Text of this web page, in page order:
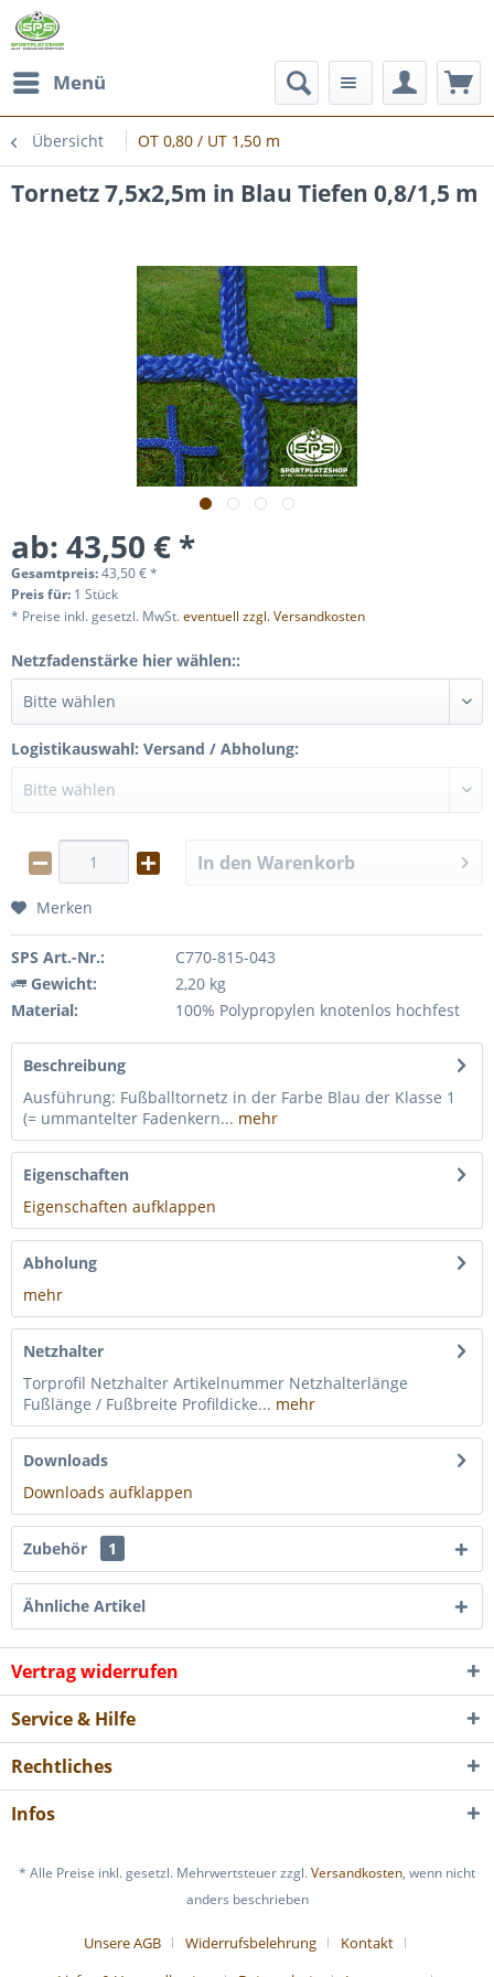
Menü
Übersicht OT 0,80 / UT 1,50 m
Tornetz 7,5x2,5m in Blau Tiefen 0,8/1,5 m
ab: 43,50 € *
Gesamtpreis:43,50€*
Preis für: 1 Stück
* Preise inkl. gesetzl. MwSt.eventuell zzgl. Versandkosten
Netzfadenstärke hier wählen::
Logistikauswahl: Versand / Abholung:
In den Warenkorb
Merken
SPS Art.-Nr.:
C770-815-043
Gewicht:
2,20 kg
Material:
100% Polypropylen knotenlos hochfest
Beschreibung
Ausführung: Fußballtornetz in der Farbe Blau der Klasse 1
(= ummantelter Fadenkern... mehr
Eigenschaften
Eigenschaften aufklappen
Abholung
mehr
Netzhalter
Torprofil Netzhalter Artikelnummer Netzhalterlänge
Fußlänge / Fußbreite Profildicke... mehr
Downloads
Downloads aufklappen
Zubehör 1
Ähnliche Artikel
Vertrag widerrufen
Service & Hilfe
Rechtliches
Infos
* Alle Preise inkl. gesetzl. Mehrwertsteuer zzgl.Versandkosten, wenn nicht
anders beschrieben
Unsere AGB Widerrufsbelehrung
Kontakt